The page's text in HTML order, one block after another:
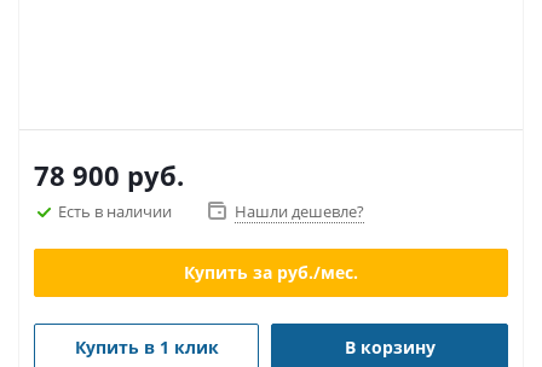
78 900 руб.
Есть в наличии Нашли дешевле?
Купить за руб./мес.
Купить в 1 клик В корзину